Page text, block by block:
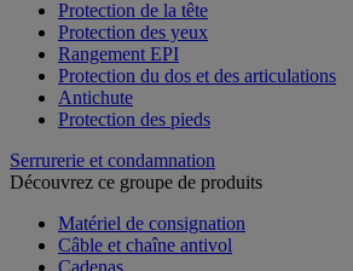
Protection de la tête
Protection des yeux
Rangement EPI
Protection du dos et des articulations
Antichute
Protection des pieds
Serrurerie et condamnation
Découvrez ce groupe de produits
Matériel de consignation
Câble et chaîne antivol
Cadenas